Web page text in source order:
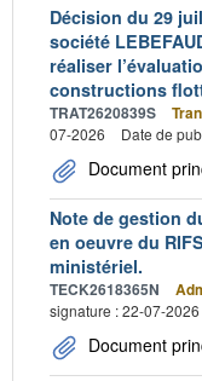
Décision du 29
société
réaliser
constructions
TRAT2620839S
07-2026
Date de
Document
Note de gestion
en oeuvre du
ministériel.
TECK2618365N
signature : 22-07-2026
Document